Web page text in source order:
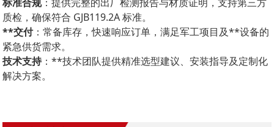
质检，确保符合 GJB119.2A 标准。
**交付：常备库存，快速响应订单，满足军工项目及**设备的
紧急供货需求。
技术支持：**技术团队提供精准选型建议、安装指导及定制化
解决方案。